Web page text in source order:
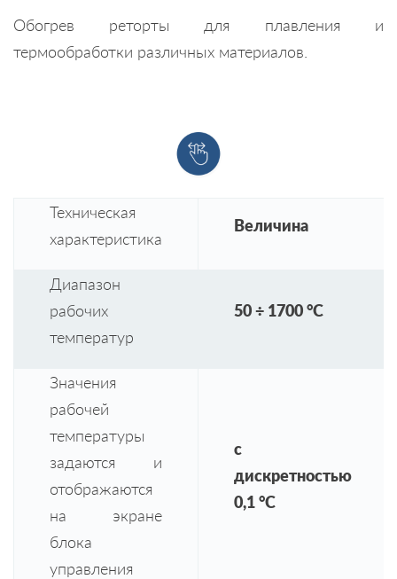
Обогрев реторты для плавления и
термообработки различных материалов.
Техническая
характеристика
Величина
Диапазон
рабочих
температур
50 ÷ 1700 °С
Значения
рабочей
температуры
задаются и
отображаются
на экране
блока
управления
с
дискретностью
0,1 °C